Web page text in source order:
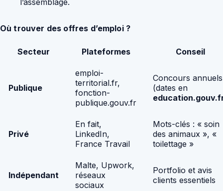
l’assemblage.
Où trouver des offres d’emploi ?
Secteur Plateformes Conseil
Publique
emploi-
territorial.fr,
fonction-
publique.gouv.fr
Concours annuels
(dates en
Privé
En fait,
LinkedIn,
France Travail
Mots-clés : « soin
des animaux », «
toilettage »
Indépendant
Malte, Upwork,
réseaux
sociaux
Portfolio et avis
clients essentiels